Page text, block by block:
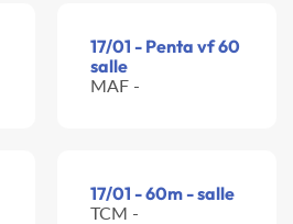
17/01 - Penta vf 60
salle
MAF -
17/01 - 60m - salle
TCM -